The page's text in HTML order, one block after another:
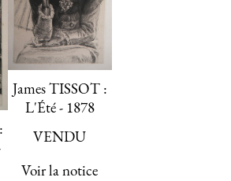
James TISSOT :
L'Été - 1878
VENDU
Voir la notice